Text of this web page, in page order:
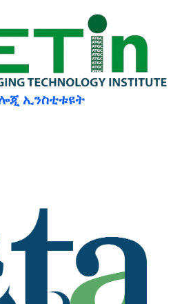
ኢንስቲቱዩት